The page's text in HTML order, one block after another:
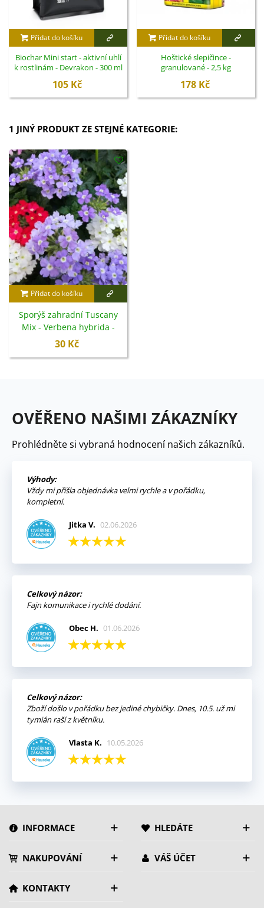
Přidat do košíku
Biochar Mini start - aktivní uhlí
k rostlinám - Devrakon - 300 ml
105 Kč
Přidat do košíku
Hoštické slepičince -
granulované - 2,5 kg
178 Kč
1 JINÝ PRODUKT ZE STEJNÉ KATEGORIE:
Přidat do košíku
Sporýš zahradní Tuscany
Mix - Verbena hybrida -
semena - 15 ks
30 Kč
OVĚŘENO NAŠIMI ZÁKAZNÍKY
Prohlédněte si vybraná hodnocení našich zákazníků.
Výhody:
Vždy mi přišla objednávka velmi rychle a v pořádku,
kompletní.
Jitka V. 02.06.2026
Celkový názor:
Fajn komunikace i rychlé dodání.
Obec H. 01.06.2026
Celkový názor:
Zboží došlo v pořádku bez jediné chybičky. Dnes, 10.5. už mi
tymián raší z květníku.
Vlasta K. 10.05.2026
INFORMACE HLEDÁTE
NAKUPOVÁNÍ VÁŠ ÚČET
KONTAKTY